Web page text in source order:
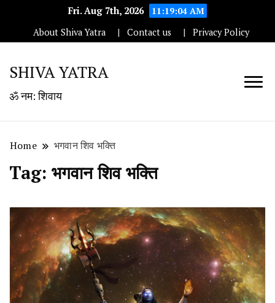
Fri. Aug 7th, 2026
11:19:04 AM
About Shiva Yatra
Contact us Privacy Policy
SHIVA YATRA
ॐ नम: शिवाय
Home भगवान शिव भक्ति
Tag: भगवान शिव भक्ति